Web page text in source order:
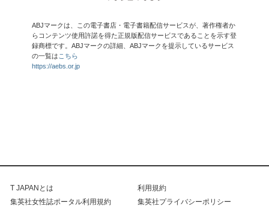
ABJマークは、この電子書店・電子書籍配信サービスが、著作権者か
らコンテンツ使用許諾を得た正規版配信サービスであることを示す登
録商標です。ABJマークの詳細、ABJマークを提示しているサービス
の一覧は こちら
https://aebs.or.jp
T JAPANとは
利用規約
集英社女性誌ポータル利用規約
集英社プライバシーポリシー